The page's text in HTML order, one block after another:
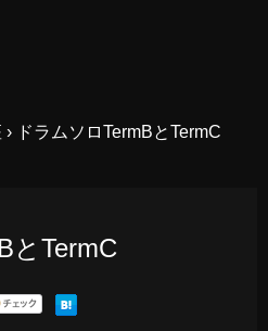
› ドラムソロTermBとTermC
とTermC